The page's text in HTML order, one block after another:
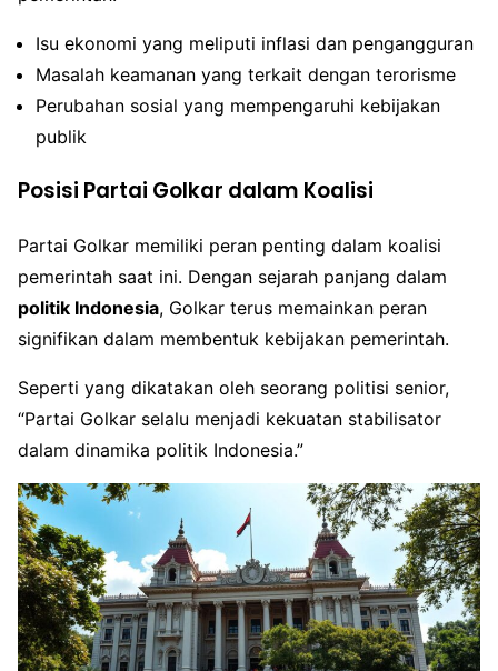
Isu ekonomi yang meliputi inflasi dan pengangguran
Masalah keamanan yang terkait dengan terorisme
Perubahan sosial yang mempengaruhi kebijakan
publik
Posisi Partai Golkar dalam Koalisi
Partai Golkar memiliki peran penting dalam koalisi
pemerintah saat ini. Dengan sejarah panjang dalam
politik Indonesia, Golkar terus memainkan peran
signifikan dalam membentuk kebijakan pemerintah.
Seperti yang dikatakan oleh seorang politisi senior,
“Partai Golkar selalu menjadi kekuatan stabilisator
dalam dinamika politik Indonesia.”